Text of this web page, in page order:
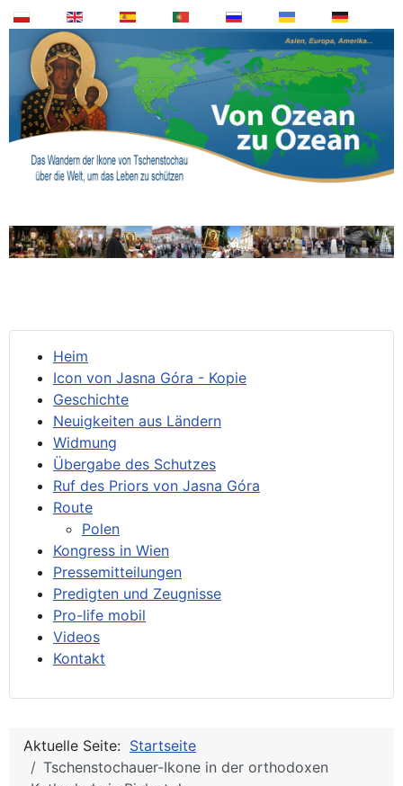
Heim
Icon von Jasna Góra - Kopie
Geschichte
Neuigkeiten aus Ländern
Widmung
Übergabe des Schutzes
Ruf des Priors von Jasna Góra
Route
Polen
Kongress in Wien
Pressemitteilungen
Predigten und Zeugnisse
Pro-life mobil
Videos
Kontakt
Aktuelle Seite: Startseite
Tschenstochauer-Ikone in der orthodoxen